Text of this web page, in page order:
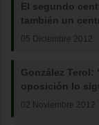
El segundo
también un
05 Diciembre 2012
González Terol:
oposición lo
02 Noviembre 2012